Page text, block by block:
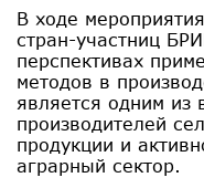
В ходе
стран-участниц
перспективах
методов в
является одним из
производителей
продукции и
аграрный сектор.